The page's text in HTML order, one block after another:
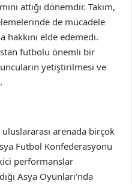
attığı dönemdir. Takım,
de mücadele
hakkını elde edemedi.
futbolu önemli bir
yetiştirilmesi ve
arenada birçok
Futbol Konfederasyonu
performanslar
Asya Oyunları’nda